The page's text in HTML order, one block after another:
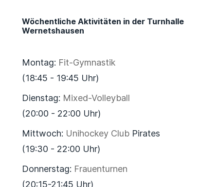
Wöchentliche Aktivitäten in der Turnhalle
Wernetshausen
Montag: Fit-Gymnastik
(18:45 - 19:45 Uhr)
Dienstag: Mixed-Volleyball
(20:00 - 22:00 Uhr)
Mittwoch: Unihockey ClubPirates
(19:30 - 22:00 Uhr)
Donnerstag: Frauenturnen
(20:15-21:45 Uhr)